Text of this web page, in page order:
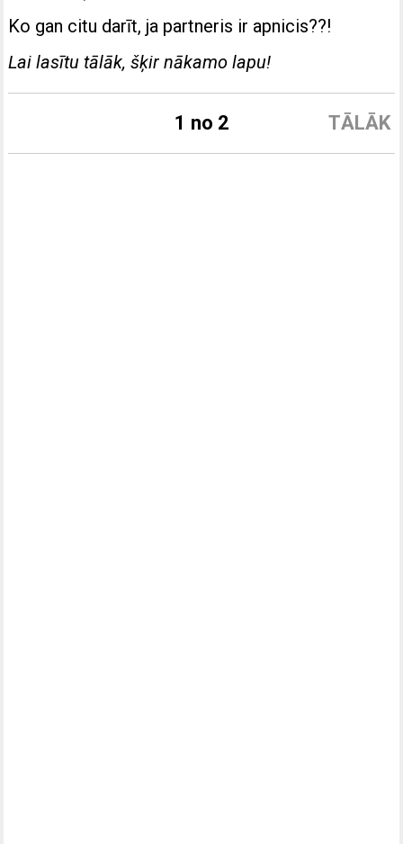
Ko gan citu darīt, ja partneris ir apnicis??!
Lai lasītu tālāk, šķir nākamo lapu!
TĀLĀK
1 no 2